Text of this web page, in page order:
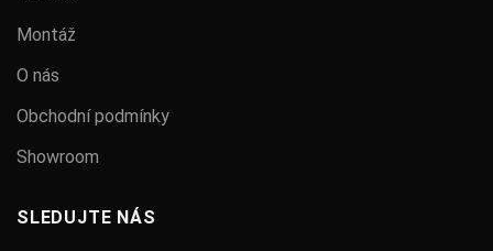
Montáž
O nás
Obchodní podmínky
Showroom
SLEDUJTE NÁS